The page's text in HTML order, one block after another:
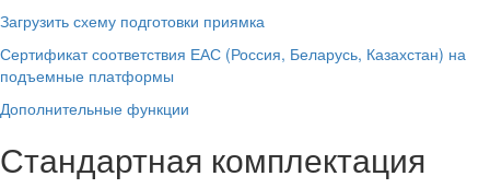
Загрузить схему подготовки приямка
Сертификат соответствия ЕАС (Россия, Беларусь, Казахстан) на
подъемные платформы
Дополнительные функции
Стандартная комплектация